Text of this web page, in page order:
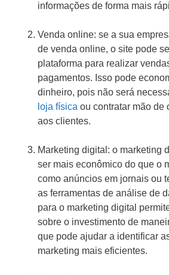
informações de forma mais
Venda online: se a sua
de venda online, o site pode
plataforma para realizar
pagamentos. Isso pode
dinheiro, pois não será
loja física ou contratar mão de
aos clientes.
Marketing digital: o marketing
ser mais econômico do que o
como anúncios em jornais ou
as ferramentas de análise de
para o marketing digital
sobre o investimento de
que pode ajudar a identificar
marketing mais eficientes.